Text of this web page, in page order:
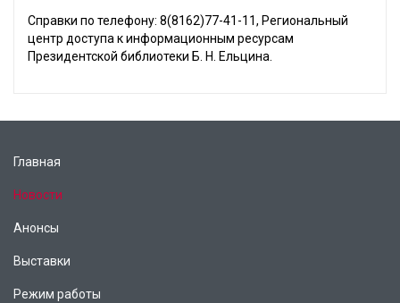
Справки по телефону: 8(8162)77-41-11, Региональный
центр доступа к информационным ресурсам
Президентской библиотеки Б. Н. Ельцина.
Главная
Новости
Анонсы
Выставки
Режим работы